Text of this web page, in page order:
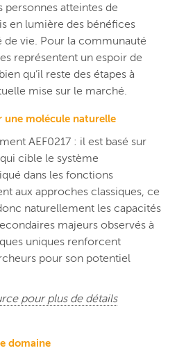
personnes atteintes de
en lumière des bénéfices
vie. Pour la communauté
représentent un espoir de
qu’il reste des étapes à
mise sur le marché.
une molécule naturelle
AEF0217 : il est basé sur
cible le système
dans les fonctions
aux approches classiques, ce
naturellement les capacités
majeurs observés à
uniques renforcent
pour son potentiel
pour plus de détails
domaine